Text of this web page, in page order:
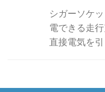
シガーソケ
電できる走
直接電気を